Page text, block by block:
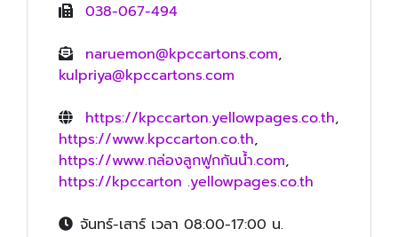
038-067-494
naruemon@kpccartons.com,
kulpriya@kpccartons.com
https://kpccarton.yellowpages.co.th,
https://www.kpccarton.co.th,
https://www.กล่องลูกฟูกกันน้ำ.com,
https://kpccarton .yellowpages.co.th
จันทร์-เสาร์ เวลา 08:00-17:00 น.